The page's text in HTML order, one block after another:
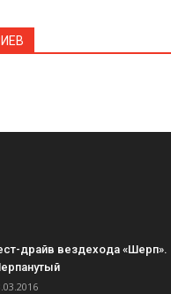
драйв вездехода «Шерп».